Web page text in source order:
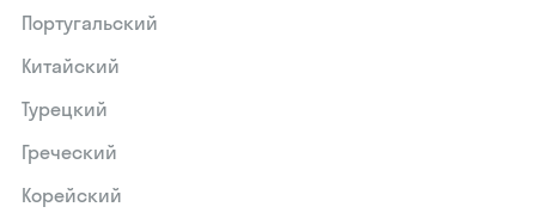
Португальский
Китайский
Турецкий
Греческий
Корейский